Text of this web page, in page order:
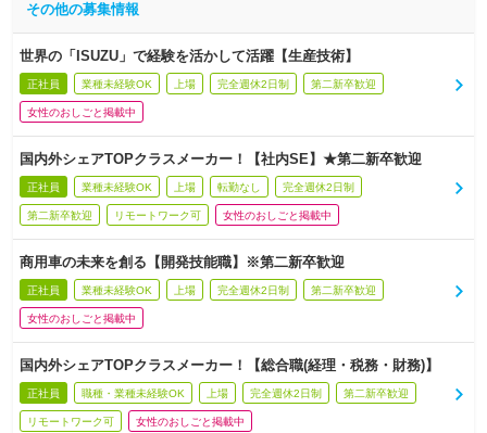
その他の募集情報
世界の「ISUZU」で経験を活かして活躍【生産技術】
正社員 業種未経験OK 上場 完全週休2日制 第二新卒歓迎
女性のおしごと掲載中
国内外シェアTOPクラスメーカー！【社内SE】★第二新卒歓迎
正社員 業種未経験OK 上場 転勤なし 完全週休2日制
第二新卒歓迎 リモートワーク可 女性のおしごと掲載中
商用車の未来を創る【開発技能職】※第二新卒歓迎
正社員 業種未経験OK 上場 完全週休2日制 第二新卒歓迎
女性のおしごと掲載中
国内外シェアTOPクラスメーカー！【総合職(経理・税務・財務)】
正社員 職種・業種未経験OK 上場 完全週休2日制 第二新卒歓迎
リモートワーク可 女性のおしごと掲載中